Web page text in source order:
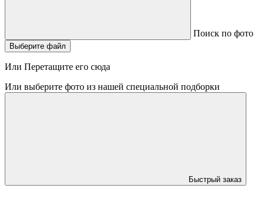
Поиск по фото
Выберите файл
Или Перетащите его сюда
Или выберите фото из нашей специальной подборки
Быстрый заказ